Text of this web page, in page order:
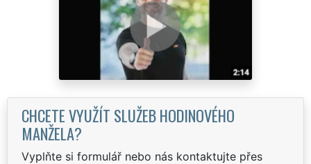
CHCETE VYUŽÍT SLUŽEB HODINOVÉHO
MANŽELA?
Vyplňte si formulář nebo nás kontaktujte přes